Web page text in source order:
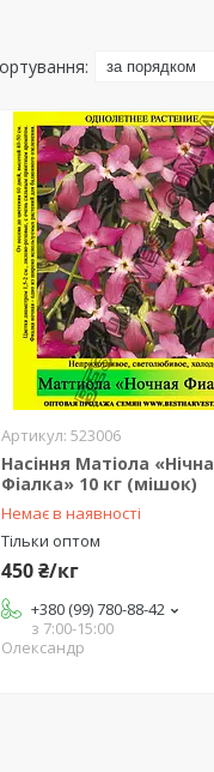
523006
Насіння Матіола «Нічна
Фіалка» 10 кг (мішок)
Немає в наявності
Тільки оптом
450 ₴/кг
+380 (99) 780-88-42
з 7:00-15:00
Олександр